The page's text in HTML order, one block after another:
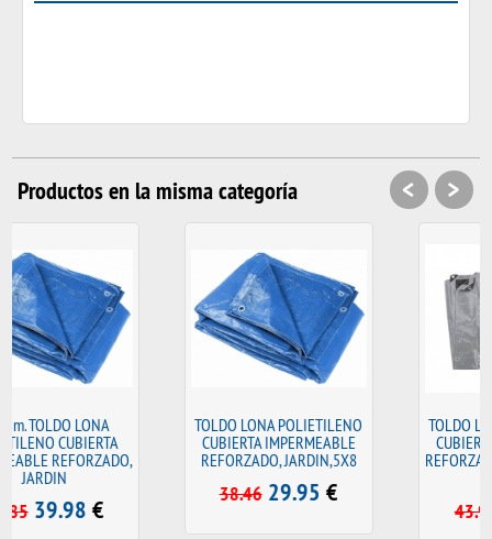
Productos en la misma categoría
TOLDO LONA POLIETILENO
CUBIERTA IMPERMEABLE
REFORZADO, JARDIN,5X8
TOLDO LONA POLIETILENO
CUBIERTA IMPERMEABLE
REFORZADO 180 grs., de 4x5
< >